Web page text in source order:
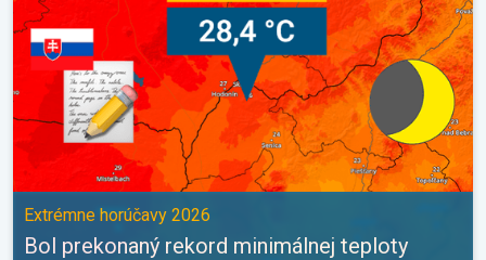
Extrémne horúčavy 2026
Bol prekonaný rekord minimálnej teploty